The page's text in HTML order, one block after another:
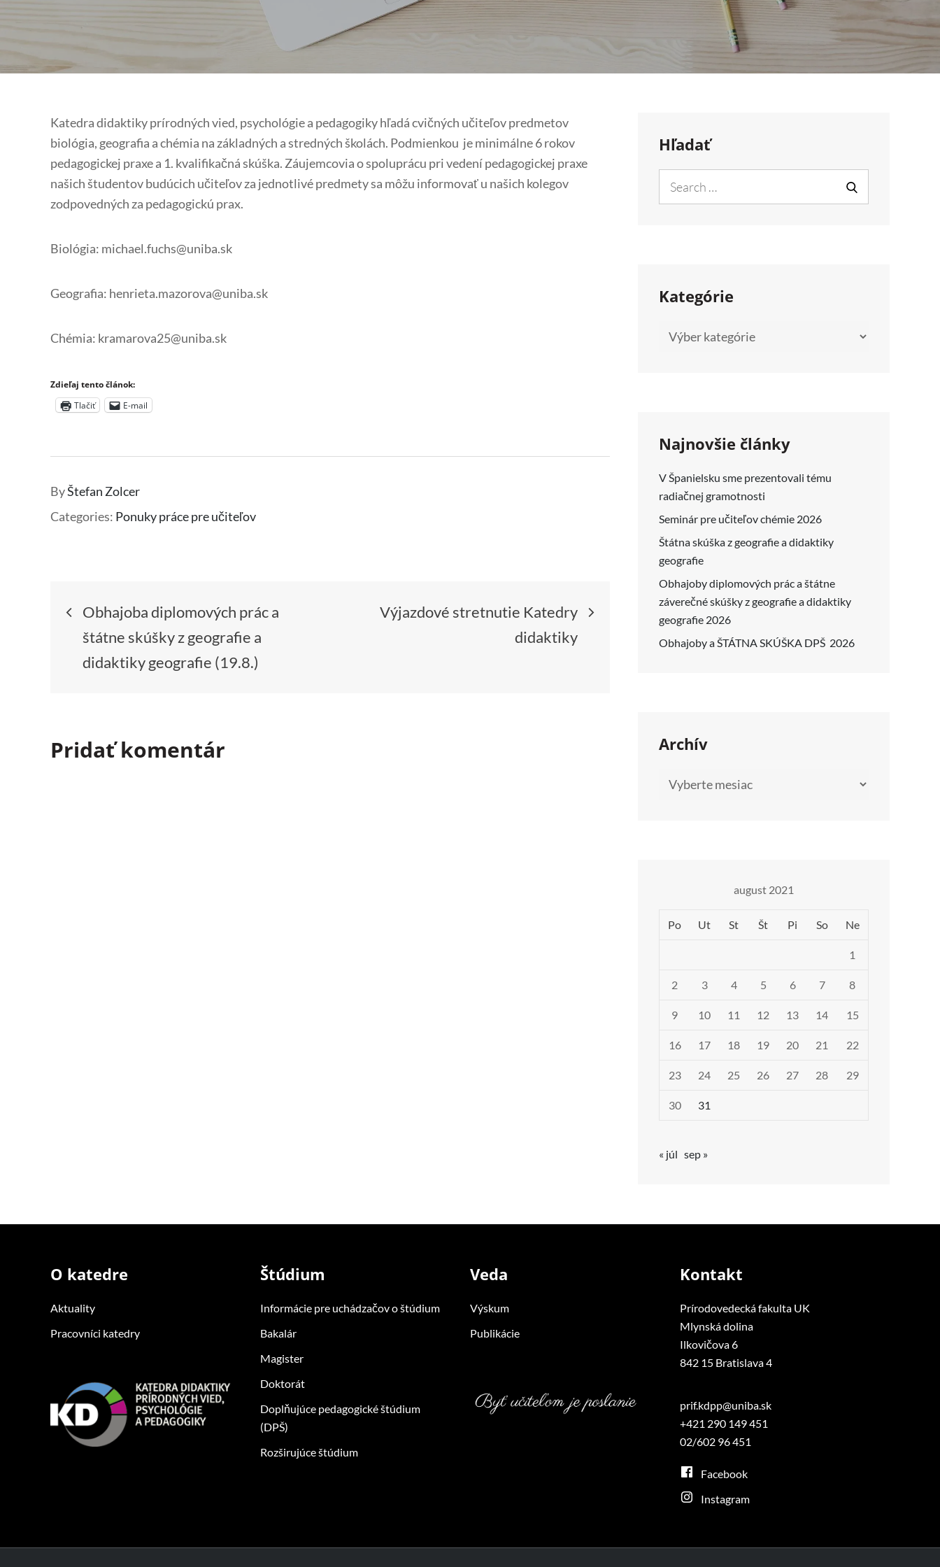
Katedra didaktiky prírodných vied, psychológie a pedagogiky hľadá cvičných učiteľov predmetov
biológia, geografia a chémia na základných a stredných školách. Podmienkou je minimálne 6 rokov
pedagogickej praxe a 1. kvalifikačná skúška. Záujemcovia o spoluprácu pri vedení pedagogickej praxe
našich študentov budúcich učiteľov za jednotlivé predmety sa môžu informovať u našich kolegov
zodpovedných za pedagogickú prax.
Biológia: michael.fuchs@uniba.sk
Geografia: henrieta.mazorova@uniba.sk
Chémia: kramarova25@uniba.sk
Zdieľaj tento článok:
Tlačiť
E-mail
ByŠtefan Zolcer
Categories: Ponuky práce pre učiteľov
Navigácia
článku
Obhajoba diplomových prác a
štátne skúšky z geografie a
didaktiky geografie (19.8.)
Výjazdové stretnutie Katedry
didaktiky
Pridať komentár
Hľadať
for:
SEARCH
Kategórie
Kategórie
Najnovšie články
V Španielsku sme prezentovali tému
radiačnej gramotnosti
Seminár pre učiteľov chémie 2026
Štátna skúška z geografie a didaktiky
geografie
Obhajoby diplomových prác a štátne
záverečné skúšky z geografie a didaktiky
geografie 2026
Obhajoby a ŠTÁTNA SKÚŠKA DPŠ 2026
Archív
Archív
august 2021
Po Ut St Št Pi So Ne
1
2 3 4 5 6 7 8
9 10 11 12 13 14 15
16 17 18 19 20 21 22
23 24 25 26 27 28 29
30 31
« júl sep »
O katedre
Aktuality
Pracovníci katedry
Štúdium
Informácie pre uchádzačov o štúdium
Bakalár
Magister
Doktorát
Doplňujúce pedagogické štúdium
(DPŠ)
Rozširujúce štúdium
Veda
Výskum
Publikácie
Kontakt
Prírodovedecká fakulta UK
Mlynská dolina
Ilkovičova 6
842 15 Bratislava 4
prif.kdpp@uniba.sk
+421 290 149 451
02/602 96 451
Facebook
Instagram